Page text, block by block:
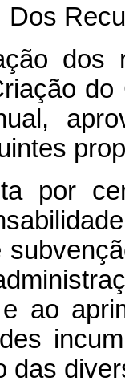
Dos
dos
por
ao
das